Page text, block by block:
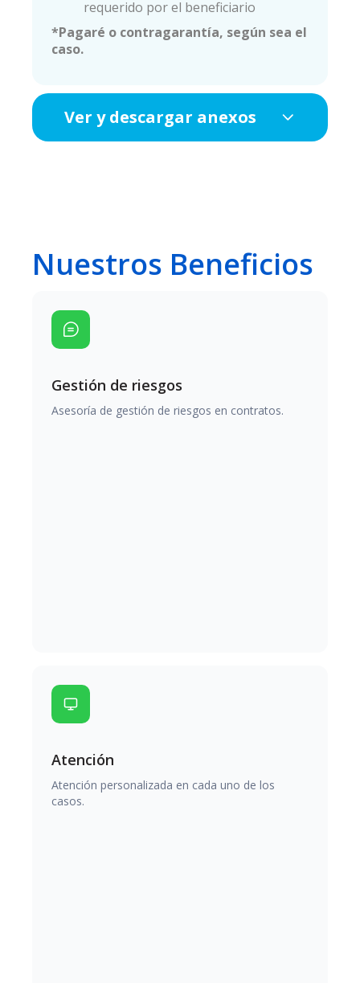
requerido por el beneficiario
*Pagaré o contragarantía, según sea el
caso.
Ver y descargar anexos
Nuestros Beneficios
Gestión de riesgos
Asesoría de gestión de riesgos en contratos.
Atención
Atención personalizada en cada uno de los
casos.